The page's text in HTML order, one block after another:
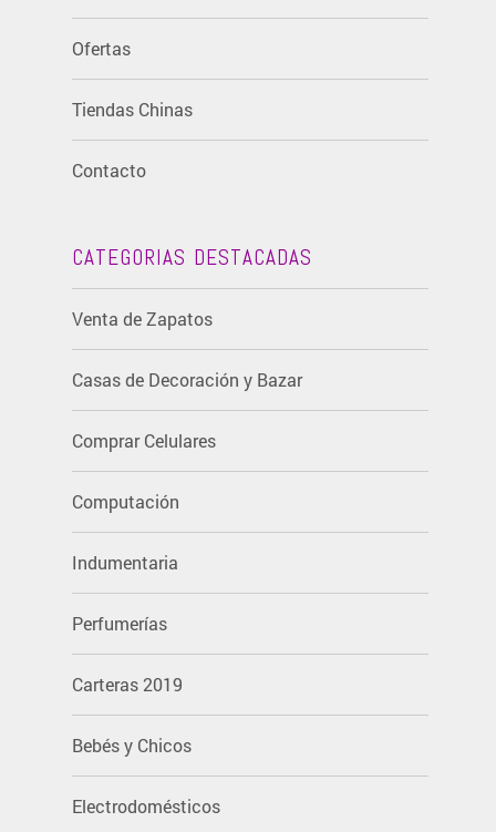
Ofertas
Tiendas Chinas
Contacto
CATEGORIAS DESTACADAS
Venta de Zapatos
Casas de Decoración y Bazar
Comprar Celulares
Computación
Indumentaria
Perfumerías
Carteras 2019
Bebés y Chicos
Electrodomésticos